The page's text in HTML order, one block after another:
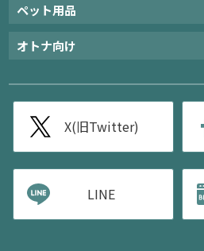
ペット用品
オトナ向け
X(旧Twitter)
LINE